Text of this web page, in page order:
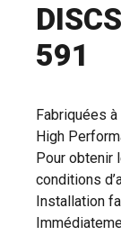
591
Fabriquées
High
Pour obtenir
conditions
Installation